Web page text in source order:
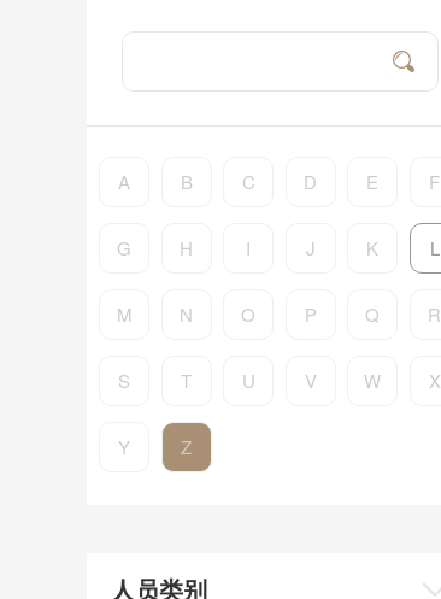
A B C D E F
G H I J K L
M N O P Q R
S T U V W X
Y Z
人员类别